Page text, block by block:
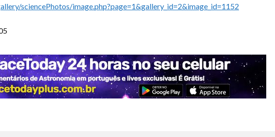
sciencePhotos/image.php?page=1&gallery_id=2&image_id=1152